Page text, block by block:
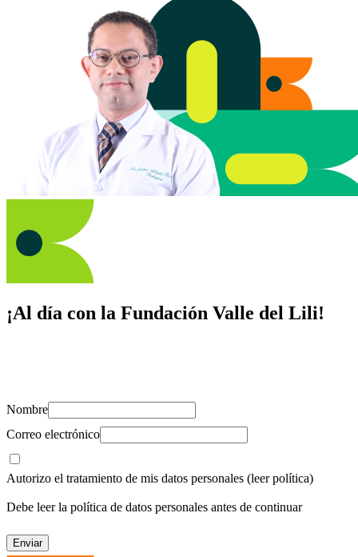
¡Al día con la Fundación Valle del Lili!
Nombre
Correo electrónico
Autorizo el tratamiento de mis datos personales (leer política)
Debe leer la política de datos personales antes de continuar